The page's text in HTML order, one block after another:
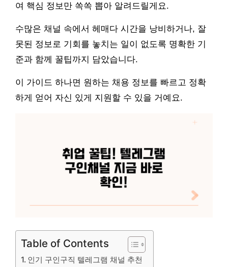
여 핵심 정보만 쏙쏙 뽑아 알려드릴게요.
수많은 채널 속에서 헤매다 시간을 낭비하거나, 잘
못된 정보로 기회를 놓치는 일이 없도록 명확한 기
준과 함께 꿀팁까지 담았습니다.
이 가이드 하나면 원하는 채용 정보를 빠르고 정확
하게 얻어 자신 있게 지원할 수 있을 거예요.
Table of Contents
인기 구인구직 텔레그램 채널 추천